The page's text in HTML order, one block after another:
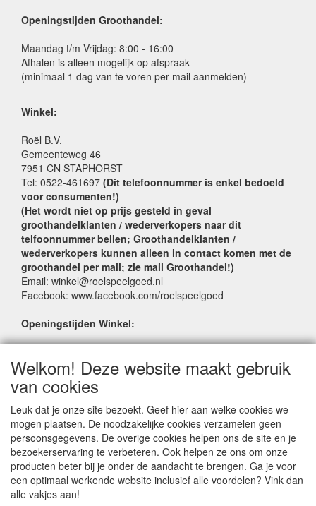
Openingstijden Groothandel:
Maandag t/m Vrijdag: 8:00 - 16:00
Afhalen is alleen mogelijk op afspraak
(minimaal 1 dag van te voren per mail aanmelden)
Winkel:
Roël B.V.
Gemeenteweg 46
7951 CN STAPHORST
Tel: 0522-461697 (Dit telefoonnummer is enkel bedoeld
voor consumenten!)
(Het wordt niet op prijs gesteld in geval
groothandelklanten / wederverkopers naar dit
telfoonnummer bellen; Groothandelklanten /
wederverkopers kunnen alleen in contact komen met de
groothandel per mail; zie mail Groothandel!)
Email: winkel@roelspeelgoed.nl
Facebook: www.facebook.com/roelspeelgoed
Openingstijden Winkel:
Zaterdag: 9:00 - 17:00
Donderdagavond koopavond: 19:00 - 21:00
SERVICE
Verkoopadressen
Webwinkels
Bestelvoorwaarden
Partner Groothandels
Algemene voorwaarden
Welkom! Deze website maakt gebruik
van cookies
Leuk dat je onze site bezoekt. Geef hier aan welke cookies we
mogen plaatsen. De noodzakelijke cookies verzamelen geen
persoonsgegevens. De overige cookies helpen ons de site en je
bezoekerservaring te verbeteren. Ook helpen ze ons om onze
producten beter bij je onder de aandacht te brengen. Ga je voor
een optimaal werkende website inclusief alle voordelen? Vink dan
alle vakjes aan!